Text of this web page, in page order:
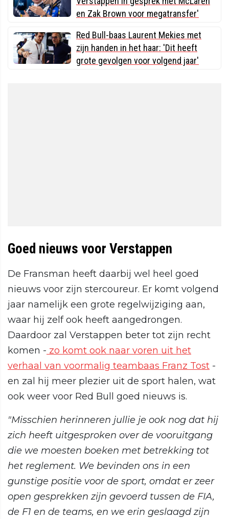
en Zak Brown voor megatransfer'
Red Bull-baas Laurent Mekies met
zijn handen in het haar: 'Dit heeft
grote gevolgen voor volgend jaar'
Goed nieuws voor Verstappen
De Fransman heeft daarbij wel heel goed
nieuws voor zijn stercoureur. Er komt volgend
jaar namelijk een grote regelwijziging aan,
waar hij zelf ook heeft aangedrongen.
Daardoor zal Verstappen beter tot zijn recht
komen - zo komt ook naar voren uit het
verhaal van voormalig teambaas Franz Tost -
en zal hij meer plezier uit de sport halen, wat
ook weer voor Red Bull goed nieuws is.
"Misschien herinneren jullie je ook nog dat hij
zich heeft uitgesproken over de vooruitgang
die we moesten boeken met betrekking tot
het reglement. We bevinden ons in een
gunstige positie voor de sport, omdat er zeer
open gesprekken zijn gevoerd tussen de FIA,
de F1 en de teams, en we erin geslaagd zijn